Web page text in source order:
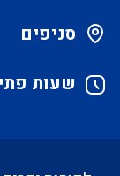
סניפים
שעות